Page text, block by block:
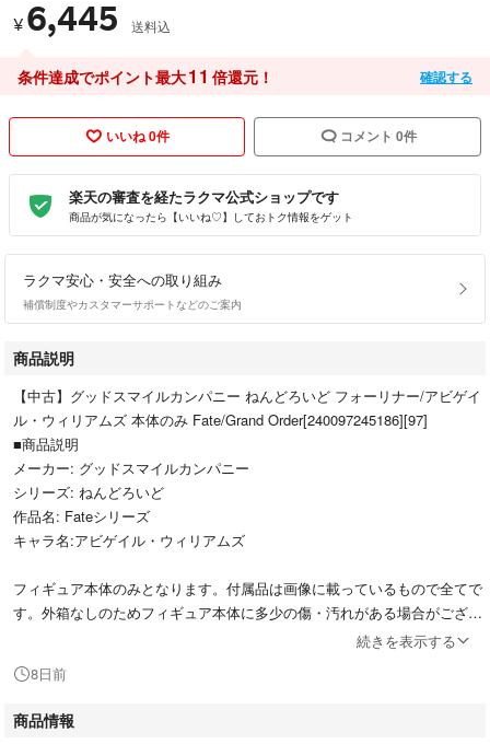
¥ 6,445 送料込
条件達成でポイント最大11 倍還元！ 確認する
いいね 0件 コメント 0件
楽天の審査を経たラクマ公式ショップです
商品が気になったら【いいね♡】しておトク情報をゲット
ラクマ安心・安全への取り組み
補償制度やカスタマーサポートなどのご案内
商品説明
【中古】グッドスマイルカンパニー ねんどろいど フォーリナー/アビゲイ
ル・ウィリアムズ 本体のみ Fate/Grand Order[240097245186][97]
■商品説明
メーカー: グッドスマイルカンパニー
シリーズ: ねんどろいど
作品名: Fateシリーズ
キャラ名:アビゲイル・ウィリアムズ
フィギュア本体のみとなります。付属品は画像に載っているもので全てで
す。外箱なしのためフィギュア本体に多少の傷・汚れがある場合がござい
商品状態：本体のみ
状態は画像にてご確認ください。なお、あくまで中古品となりますのでご
理解の上、ご検討ください。
続きを表示する
8日前
商品情報